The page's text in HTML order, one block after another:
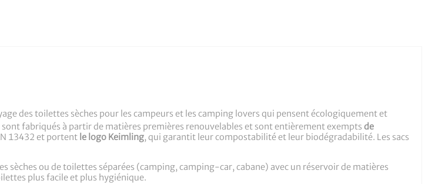
des toilettes sèches pour les campeurs et les camping lovers qui pensent écologiquement et
sont fabriqués à partir de matières premières renouvelables et sont entièrement exempts de
13432 et portent le logo Keimling, qui garantit leur compostabilité et leur biodégradabilité. Les sacs
ou de toilettes séparées (camping, camping-car, cabane) avec un réservoir de matières
plus facile et plus hygiénique.